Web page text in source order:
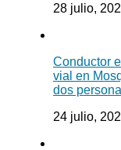
28 julio,
Conductor
vial en
dos
24 julio,